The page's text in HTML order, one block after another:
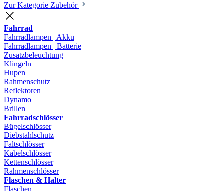
Zur Kategorie Zubehör
Fahrrad
Fahrradlampen | Akku
Fahrradlampen | Batterie
Zusatzbeleuchtung
Klingeln
Hupen
Rahmenschutz
Reflektoren
Dynamo
Brillen
Fahrradschlösser
Bügelschlösser
Diebstahlschutz
Faltschlösser
Kabelschlösser
Kettenschlösser
Rahmenschlösser
Flaschen & Halter
Flaschen